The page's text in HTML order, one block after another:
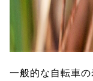
一般的な自転車